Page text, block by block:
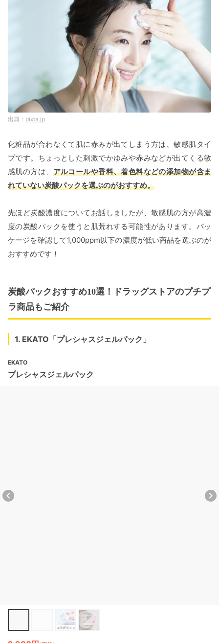
pixta.jp
化粧品が合わなくて肌に赤みが出てしまう方は、敏感肌タイ
プです。ちょっとした刺激でかゆみや赤みなどが出てくる敏
感肌の方は、 アルコールや香料、着色料などの添加物が含ま
れていない炭酸パックを選ぶのがおすすめ。
先ほど炭酸濃度についてお話しましたが、敏感肌の方が高濃
度の炭酸パックを使うと肌荒れする可能性があります。パッ
ケージを確認して1,000ppm以下の濃度が低い商品を選ぶのが
おすすめです！
炭酸パックおすすめ10選！ドラッグストアのプチプ
ラ商品もご紹介
1. EKATO「プレシャスジェルパック」
EKATO
プレシャスジェルパック